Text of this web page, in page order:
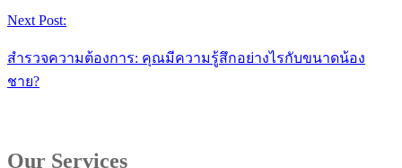
Next Post:
สำรวจความต้องการ: คุณมีความรู้สึกอย่างไรกับขนาดน้อง
ชาย?
Our Services